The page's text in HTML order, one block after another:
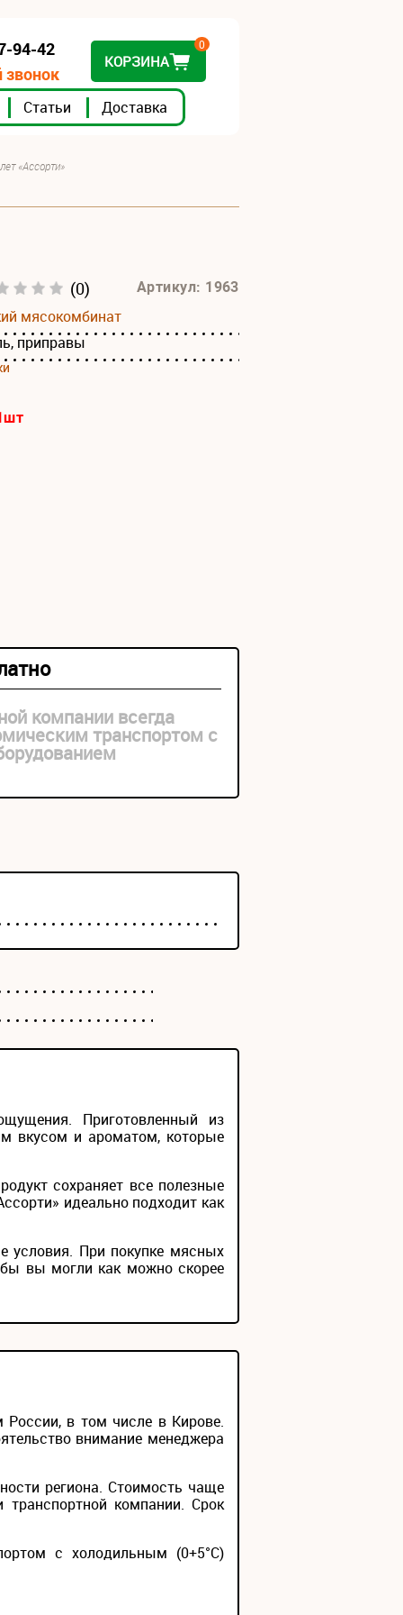
Статьи Доставка
94-42
КОРЗИНА
0
«Ассорти»
(0) Артикул: 1963
мясокомбинат
приправы
шт
компании всегда
транспортом с
Приготовленный из
вкусом и ароматом, которые
сохраняет все полезные
идеально подходит как
условия. При покупке мясных
вы могли как можно скорее
в том числе в Кирове.
внимание менеджера
региона. Стоимость чаще
компании. Срок
с холодильным (0+5°С)